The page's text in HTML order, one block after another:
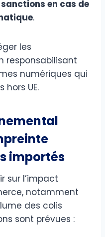
en cas de
.
les
responsabilisant
numériques qui
UE.
importés
sur l’impact
notamment
des colis
sont prévues :